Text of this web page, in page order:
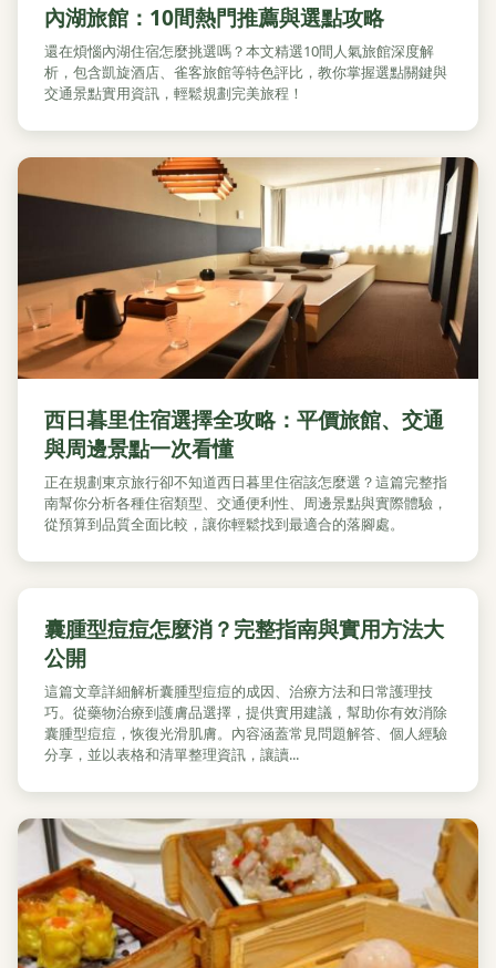
內湖旅館：10間熱門推薦與選點攻略
還在煩惱內湖住宿怎麼挑選嗎？本文精選10間人氣旅館深度解
析，包含凱旋酒店、雀客旅館等特色評比，教你掌握選點關鍵與
交通景點實用資訊，輕鬆規劃完美旅程！
西日暮里住宿選擇全攻略：平價旅館、交通
與周邊景點一次看懂
正在規劃東京旅行卻不知道西日暮里住宿該怎麼選？這篇完整指
南幫你分析各種住宿類型、交通便利性、周邊景點與實際體驗，
從預算到品質全面比較，讓你輕鬆找到最適合的落腳處。
囊腫型痘痘怎麼消？完整指南與實用方法大
公開
這篇文章詳細解析囊腫型痘痘的成因、治療方法和日常護理技
巧。從藥物治療到護膚品選擇，提供實用建議，幫助你有效消除
囊腫型痘痘，恢復光滑肌膚。內容涵蓋常見問題解答、個人經驗
分享，並以表格和清單整理資訊，讓讀...